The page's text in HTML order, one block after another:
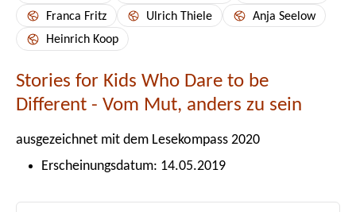
Franca Fritz
Ulrich Thiele
Anja Seelow
Heinrich Koop
Stories for Kids Who Dare to be
Different - Vom Mut, anders zu sein
ausgezeichnet mit dem Lesekompass 2020
Erscheinungsdatum: 14.05.2019